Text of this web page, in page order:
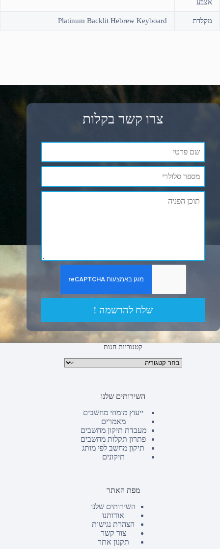
אצבע
מקלדת Platinum Backlit Hebrew Keyboard
צרו קשר בקלות
שלח להרשמה !
קטגוריות חנות
קטגוריות מוצרים
השירותים שלנו
ייעוץ מומחי מחשבים
מאמרים
מעבדת תיקון מחשבים
פתרון תקלות מחשבים
תיקון מחשב לפי מותג
תיקונים
מפת האתר
השירותים שלנו
אודותנו
הצהרת נגישות
צור קשר
תקנון אתר